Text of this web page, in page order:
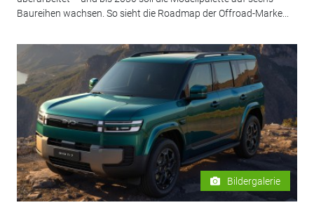
Baureihen wachsen. So sieht die Roadmap der Offroad-Marke...
Bildergalerie